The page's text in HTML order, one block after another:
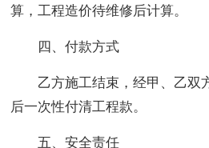
算，工程造价待维修后计算。
四、付款方式
乙方施工结束，经甲、乙双
后一次性付清工程款。
五、安全责任